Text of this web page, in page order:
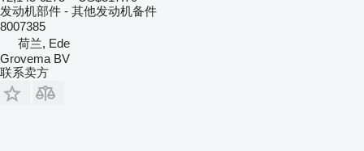
发动机部件 - 其他发动机备件
8007385
荷兰, Ede
Grovema BV
联系卖方